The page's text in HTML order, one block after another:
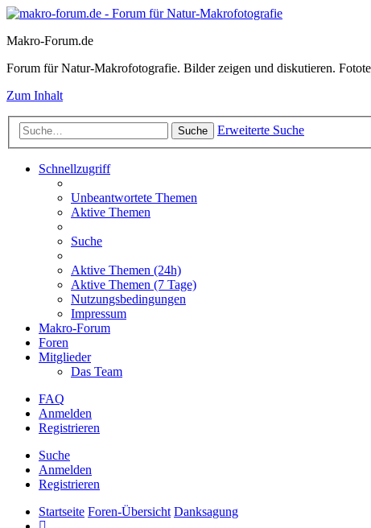
Makro-Forum.de
Forum für Natur-Makrofotografie. Bilder zeigen und diskutieren.
Zum Inhalt
Suche Erweiterte Suche
Schnellzugriff
Unbeantwortete Themen
Aktive Themen
Suche
Aktive Themen (24h)
Aktive Themen (7 Tage)
Nutzungsbedingungen
Impressum
Makro-Forum
Foren
Mitglieder
Das Team
FAQ
Anmelden
Registrieren
Suche
Anmelden
Registrieren
Startseite Foren-Übersicht Danksagung